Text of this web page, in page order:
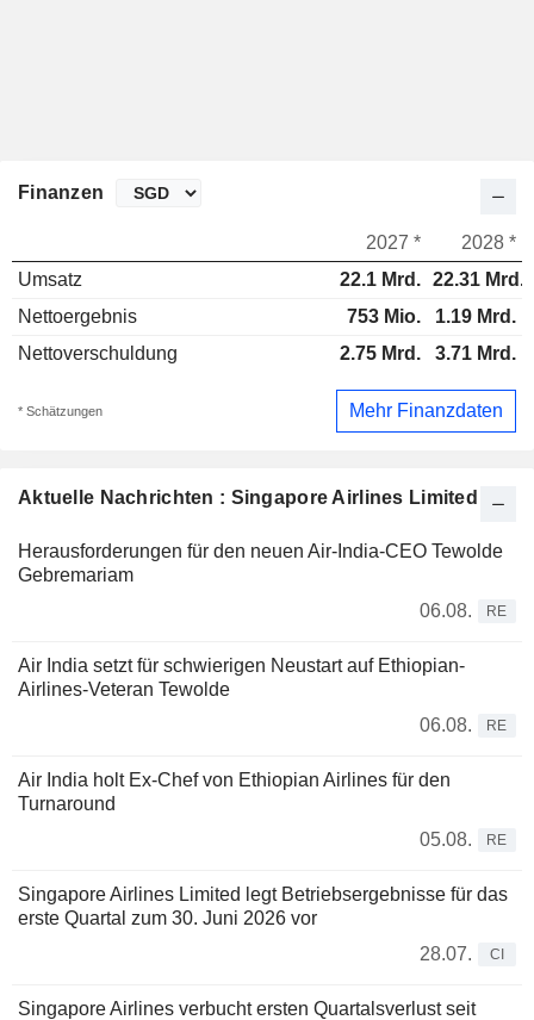
Aktuelle Nachrichten : Singapore Airlines Limited
Herausforderungen für den neuen Air-India-CEO Tewolde
Gebremariam
06.08.
RE
Air India setzt für schwierigen Neustart auf Ethiopian-
Airlines-Veteran Tewolde
06.08.
RE
Air India holt Ex-Chef von Ethiopian Airlines für den
Turnaround
05.08.
RE
Singapore Airlines Limited legt Betriebsergebnisse für das
erste Quartal zum 30. Juni 2026 vor
28.07.
CI
Singapore Airlines verbucht ersten Quartalsverlust seit
Finanzen
2027 *
2028 *
Umsatz
22.1 Mrd. 22.31 Mrd.
Nettoergebnis
753 Mio.
1.19 Mrd.
Nettoverschuldung
2.75 Mrd. 3.71 Mrd.
* Schätzungen Mehr Finanzdaten